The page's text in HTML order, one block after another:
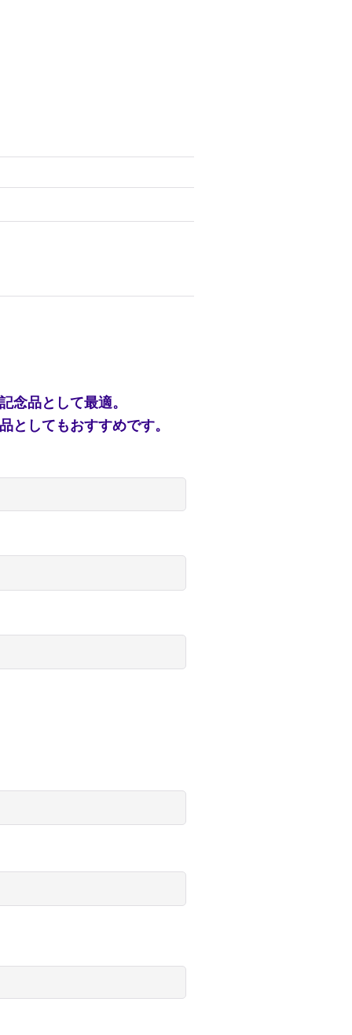
念品として最適。
としてもおすすめです。